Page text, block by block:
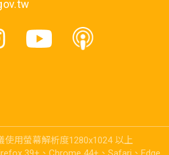
使用螢幕解析度1280x1024 以上